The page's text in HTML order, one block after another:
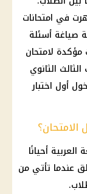
في امتحانات
صياغة أسئلة
مؤكدة لامتحان
الثانوي
أول اختبار
الامتحان؟
أحيانًا
عندما تأتي من